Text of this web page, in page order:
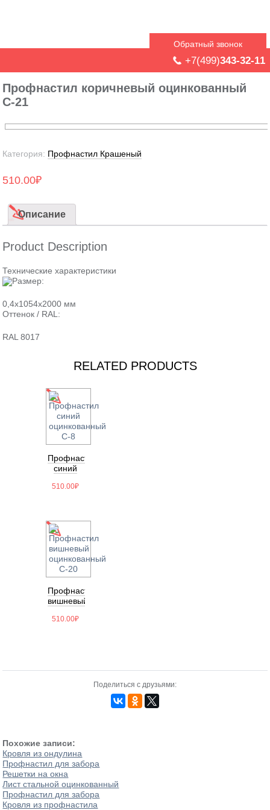
Обратный звонок
+7(499)343-32-11
Профнастил коричневый оцинкованный
С-21
Категория: Профнастил Крашеный
510.00₽
Описание
Product Description
Технические характеристики
Размер:
0,4х1054х2000 мм
Оттенок / RAL:
RAL 8017
RELATED PRODUCTS
Профнастил
синий
С-8
510.00₽
Профнастил
вишневый
С-20
510.00₽
Поделиться с друзьями:
Похожие записи:
Кровля из ондулина
Профнастил для забора
Решетки на окна
Лист стальной оцинкованный
Профнастил для забора
Кровля из профнастила